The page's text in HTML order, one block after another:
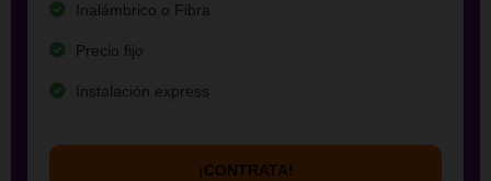
Inalámbrico o Fibra
Precio fijo
Instalación express
¡CONTRATA!